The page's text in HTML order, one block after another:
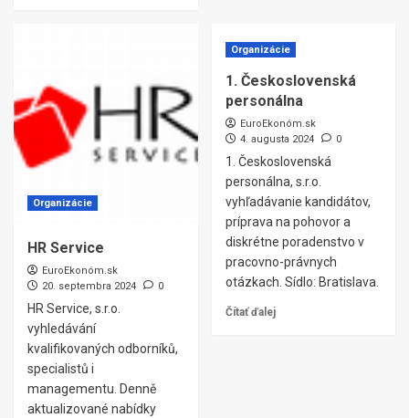
Organizácie
HR Service
EuroEkonóm.sk
20. septembra 2024
0
HR Service, s.r.o.
vyhledávání
kvalifikovaných odborníků,
specialistů i
managementu. Denně
aktualizované nabídky
Organizácie
1. Československá
personálna
EuroEkonóm.sk
4. augusta 2024
0
1. Československá
personálna, s.r.o.
vyhľadávanie kandidátov,
príprava na pohovor a
diskrétne poradenstvo v
pracovno-právnych
otázkach. Sídlo: Bratislava.
Čítať ďalej